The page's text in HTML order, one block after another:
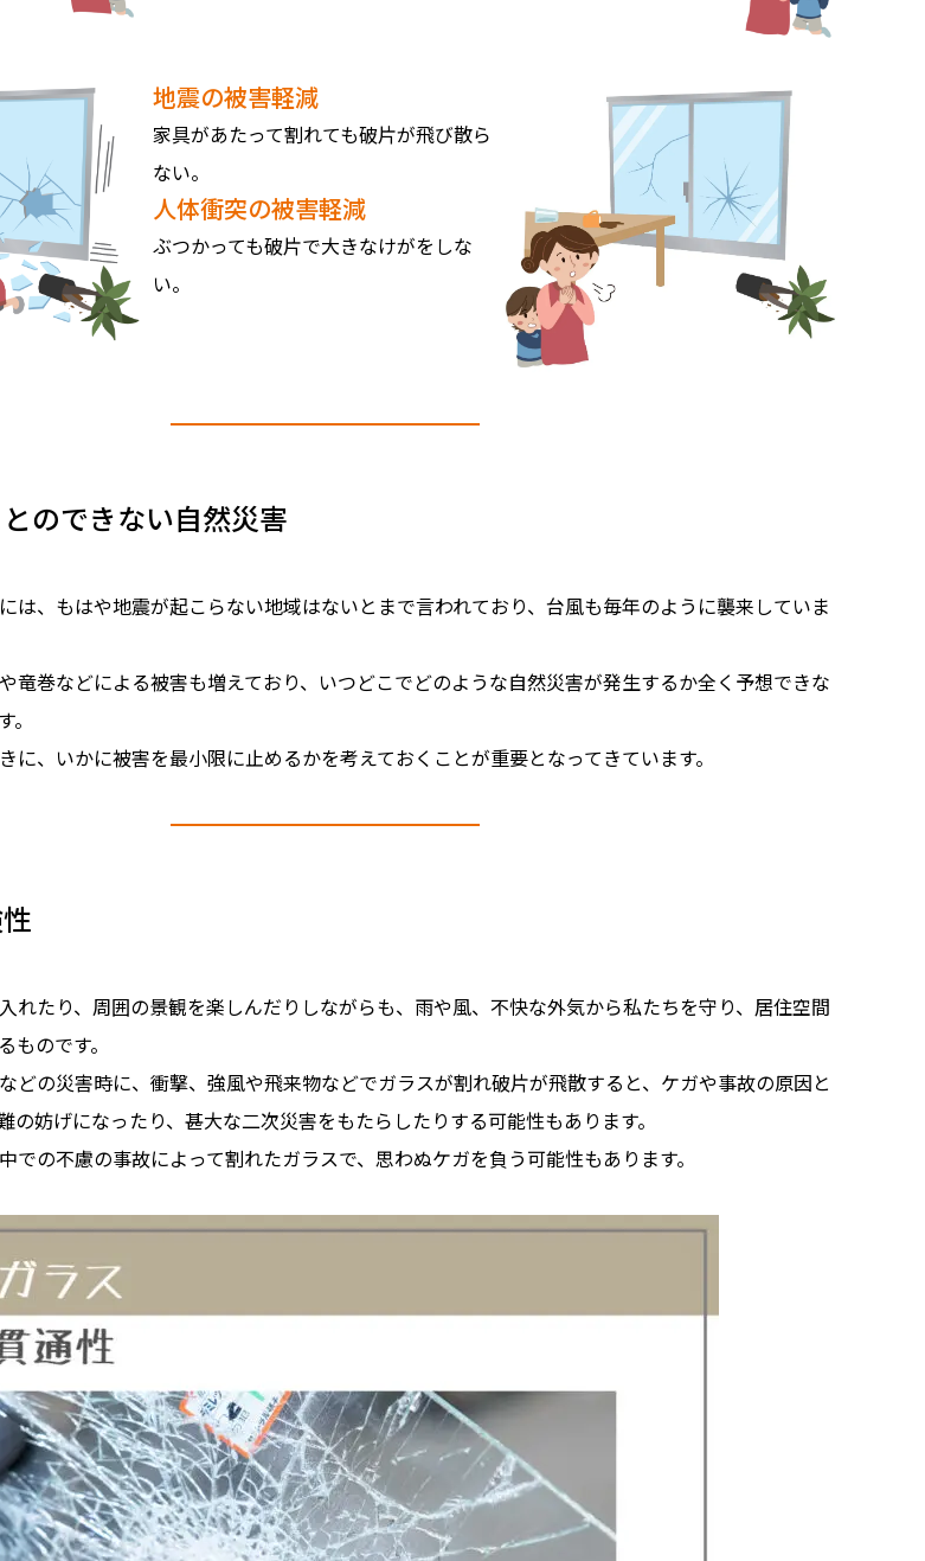
地震の被害軽減
家具があたって割れても破片が飛び散ら
ない。
人体衝突の被害軽減
ぶつかっても破片で大きなけがをしな
い。
のできない自然災害
は、もはや地震が起こらない地域はないとまで言われており、台風も毎年のように襲来していま
竜巻などによる被害も増えており、いつどこでどのような自然災害が発生するか全く予想できな
に、いかに被害を最小限に止めるかを考えておくことが重要となってきています。
れたり、周囲の景観を楽しんだりしながらも、雨や風、不快な外気から私たちを守り、居住空間
ものです。
どの災害時に、衝撃、強風や飛来物などでガラスが割れ破片が飛散すると、ケガや事故の原因と
の妨げになったり、甚大な二次災害をもたらしたりする可能性もあります。
での不慮の事故によって割れたガラスで、思わぬケガを負う可能性もあります。